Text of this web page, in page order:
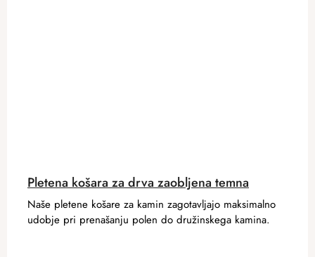
Pletena košara za drva zaobljena temna
Naše pletene košare za kamin zagotavljajo maksimalno
udobje pri prenašanju polen do družinskega kamina.